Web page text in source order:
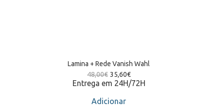
Lamina + Rede Vanish Wahl
48,00€ 35,60€
Entrega em 24H/72H
Adicionar